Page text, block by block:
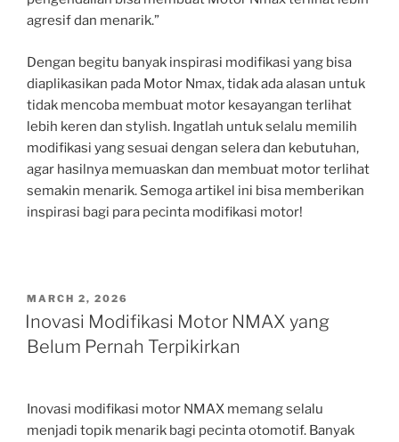
agresif dan menarik.”
Dengan begitu banyak inspirasi modifikasi yang bisa
diaplikasikan pada Motor Nmax, tidak ada alasan untuk
tidak mencoba membuat motor kesayangan terlihat
lebih keren dan stylish. Ingatlah untuk selalu memilih
modifikasi yang sesuai dengan selera dan kebutuhan,
agar hasilnya memuaskan dan membuat motor terlihat
semakin menarik. Semoga artikel ini bisa memberikan
inspirasi bagi para pecinta modifikasi motor!
POSTED
ON
MARCH 2, 2026
Inovasi Modifikasi Motor NMAX yang
Belum Pernah Terpikirkan
Inovasi modifikasi motor NMAX memang selalu
menjadi topik menarik bagi pecinta otomotif. Banyak